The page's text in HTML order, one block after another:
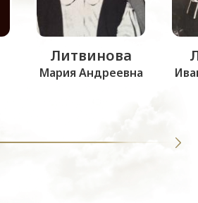
Литвинова
Мария Андреевна